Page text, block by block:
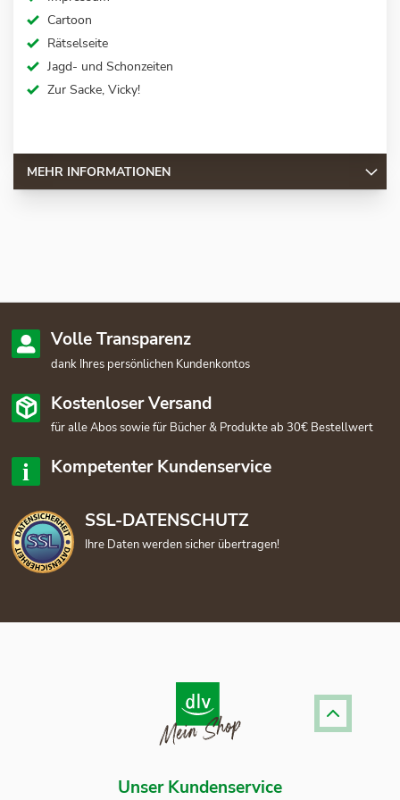
Cartoon
Rätselseite
Jagd- und Schonzeiten
Zur Sacke, Vicky!
MEHR INFORMATIONEN
Volle Transparenz
dank Ihres persönlichen Kundenkontos
Kostenloser Versand
für alle Abos sowie für Bücher & Produkte ab 30€ Bestellwert
Kompetenter Kundenservice
SSL-DATENSCHUTZ
Ihre Daten werden sicher übertragen!
Unser Kundenservice